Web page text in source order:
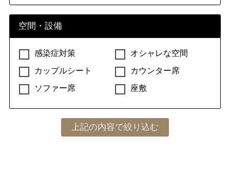
空間・設備
感染症対策
オシャレな空間
カップルシート
カウンター席
ソファー席
座敷